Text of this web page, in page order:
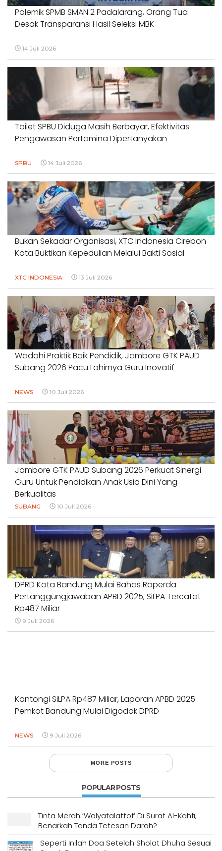
Polemik SPMB SMAN 2 Padalarang, Orang Tua
Desak Transparansi Hasil Seleksi MBK
14 Juli 2026
Toilet SPBU Diduga Masih Berbayar, Efektivitas
Pengawasan Pertamina Dipertanyakan
SPBU 14 Juli 2026
Bukan Sekadar Organisasi, XTC Indonesia Cirebon
Kota Buktikan Kepedulian Melalui Bakti Sosial
XTC INDONESIA 13 Juli 2026
Wadahi Praktik Baik Pendidik, Jambore GTK PAUD
Subang 2026 Pacu Lahirnya Guru Inovatif
NEWS 10 Juli 2026
Jambore GTK PAUD Subang 2026 Perkuat Sinergi
Guru Untuk Pendidikan Anak Usia Dini Yang
Berkualitas
SUBANG 10 Juli 2026
DPRD Kota Bandung Mulai Bahas Raperda
Pertanggungjawaban APBD 2025, SiLPA Tercatat
Rp487 Miliar
9 Juli 2026
Kantongi SiLPA Rp487 Miliar, Laporan APBD 2025
Pemkot Bandung Mulai Digodok DPRD
NEWS 9 Juli 2026
MORE POSTS
POPULAR POSTS
Tinta Merah ‘Walyatalattof’ Di Surat Al-Kahfi,
Benarkah Tanda Tetesan Darah?
Seperti Inilah Doa Setelah Sholat Dhuha Sesuai